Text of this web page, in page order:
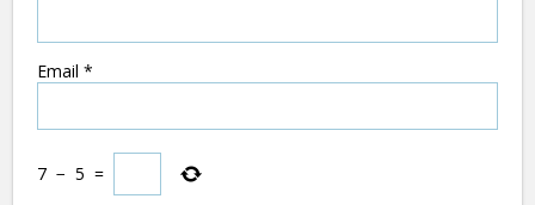
Email *
7 − 5 =